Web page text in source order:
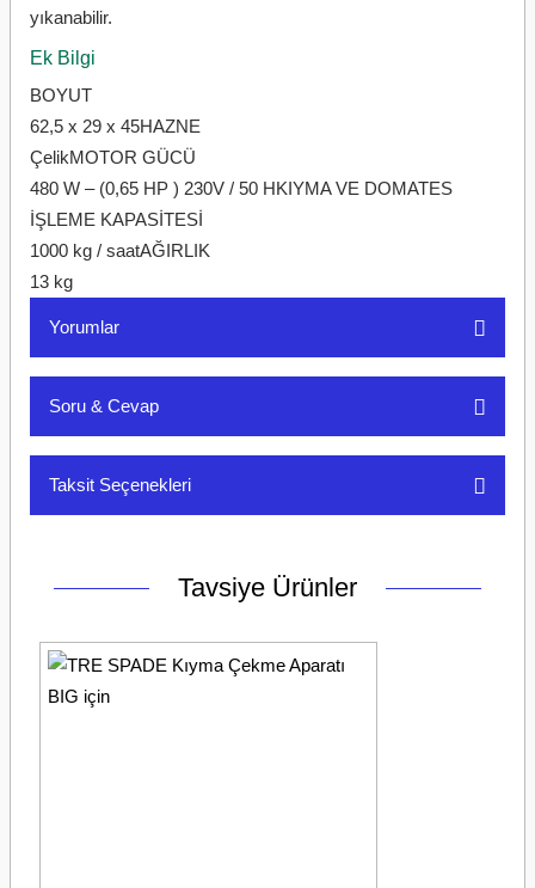
yıkanabilir.
Ek Bilgi
BOYUT
62,5 x 29 x 45HAZNE
ÇelikMOTOR GÜCÜ
480 W – (0,65 HP ) 230V / 50 HKIYMA VE DOMATES
İŞLEME KAPASİTESİ
1000 kg / saatAĞIRLIK
13 kg
Yorumlar
Soru & Cevap
Soru Sor
Taksit Seçenekleri
Tavsiye Ürünler